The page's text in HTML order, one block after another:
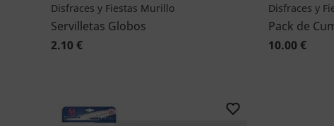
Disfraces y Fiestas Murillo
Servilletas Globos
2.10 €
Disfraces y
Pack de
10.00 €